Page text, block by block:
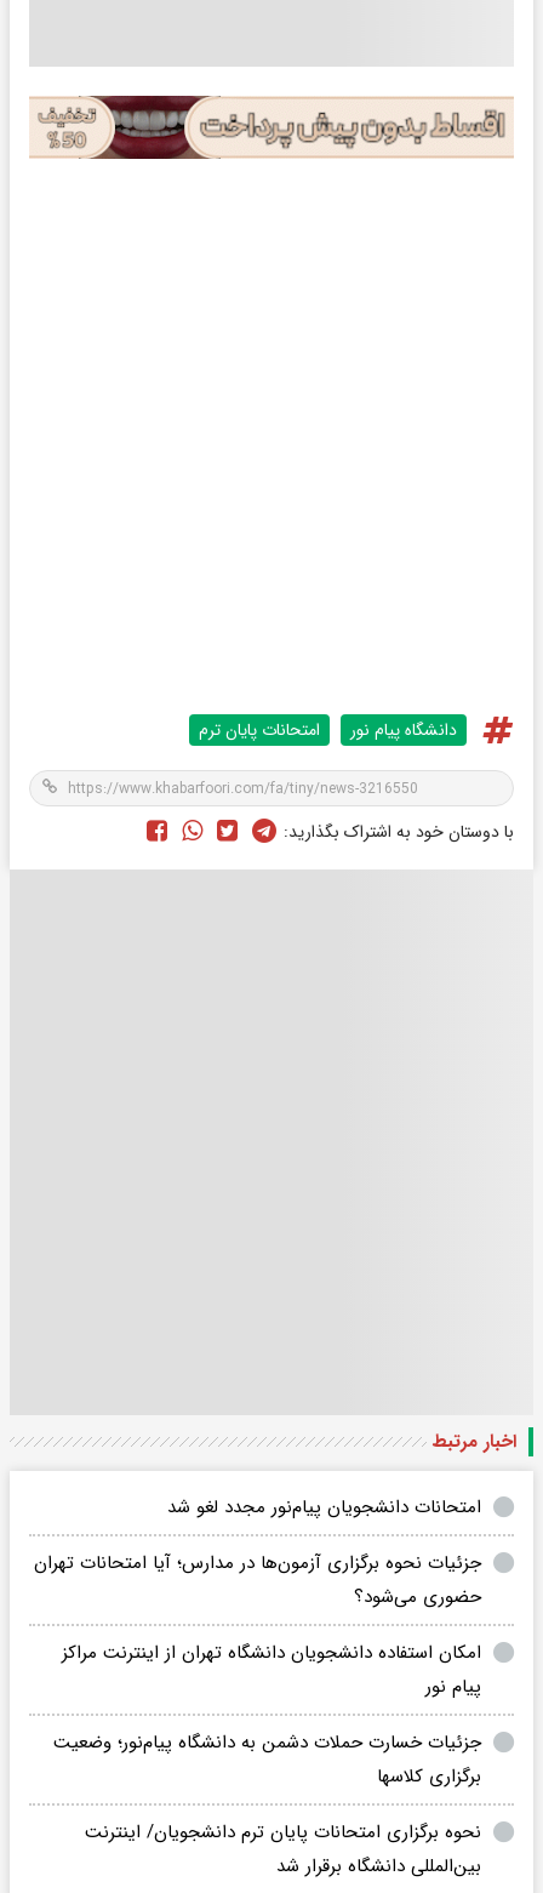
دانشگاه پیام نور امتحانات پایان ترم
با دوستان خود به اشتراک بگذارید:
اخبار مرتبط
امتحانات دانشجویان پیام‌نور مجدد لغو شد
جزئیات نحوه برگزاری آزمون‌ها در مدارس؛ آیا امتحانات تهران
حضوری می‌شود؟
امکان استفاده دانشجویان دانشگاه تهران از اینترنت مراکز
پیام نور
جزئیات خسارت حملات دشمن به دانشگاه پیام‌نور؛ وضعیت
برگزاری کلاسها
نحوه برگزاری امتحانات پایان ترم دانشجویان/ اینترنت
بین‌المللی دانشگاه برقرار شد